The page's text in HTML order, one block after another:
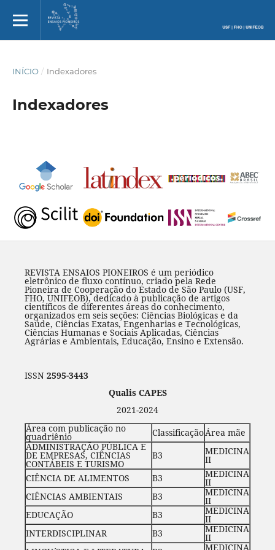
INÍCIO / Indexadores
Indexadores
REVISTA ENSAIOS PIONEIROS é um periódico
eletrônico de fluxo contínuo, criado pela Rede
Pioneira de Cooperação do Estado de São Paulo (USF,
FHO, UNIFEOB), dedicado à publicação de artigos
científicos de diferentes áreas do conhecimento,
organizados em seis seções: Ciências Biológicas e da
Saúde, Ciências Exatas, Engenharias e Tecnológicas,
Ciências Humanas e Sociais Aplicadas, Ciências
Agrárias e Ambientais, Educação, Ensino e Extensão.
ISSN 2595-3443
Qualis CAPES
2021-2024
Área com publicação no
quadriênio ClassificaçãoÁrea mãe
ADMINISTRAÇÃO PÚBLICA E
DE EMPRESAS, CIÊNCIAS
CONTÁBEIS E TURISMO
B3 MEDICINA
II
CIÊNCIA DE ALIMENTOS
B3 MEDICINA
II
CIÊNCIAS AMBIENTAIS
B3 MEDICINA
II
EDUCAÇÃO
B3 MEDICINA
II
INTERDISCIPLINAR
B3 MEDICINA
II
MEDICINA